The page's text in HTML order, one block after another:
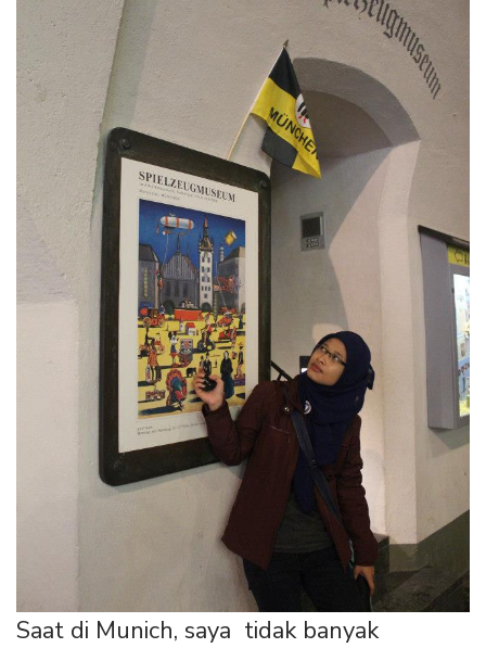
Saat di Munich, saya tidak banyak